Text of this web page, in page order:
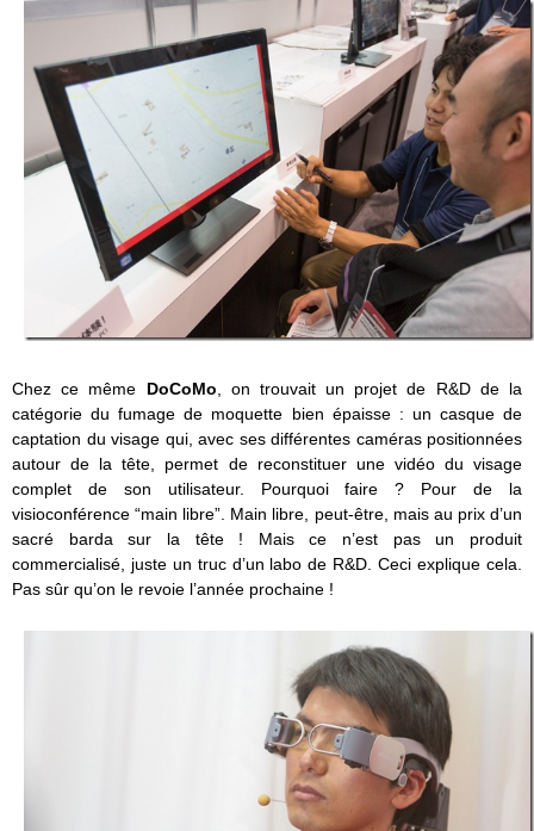
Chez ce même DoCoMo, on trouvait un projet de R&D de la
catégorie du fumage de moquette bien épaisse : un casque de
captation du visage qui, avec ses différentes caméras positionnées
autour de la tête, permet de reconstituer une vidéo du visage
complet de son utilisateur. Pourquoi faire ? Pour de la
visioconférence “main libre”. Main libre, peut-être, mais au prix d’un
sacré barda sur la tête ! Mais ce n’est pas un produit
commercialisé, juste un truc d’un labo de R&D. Ceci explique cela.
Pas sûr qu’on le revoie l’année prochaine !